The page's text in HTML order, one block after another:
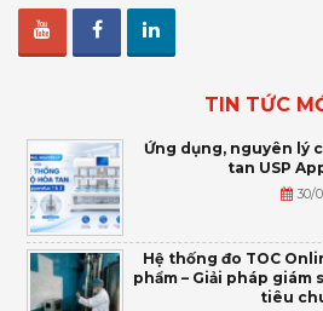
TIN TỨC
Ứng dụng, nguyên lý
tan USP
30/
Hệ thống đo TOC
phẩm – Giải pháp
tiêu